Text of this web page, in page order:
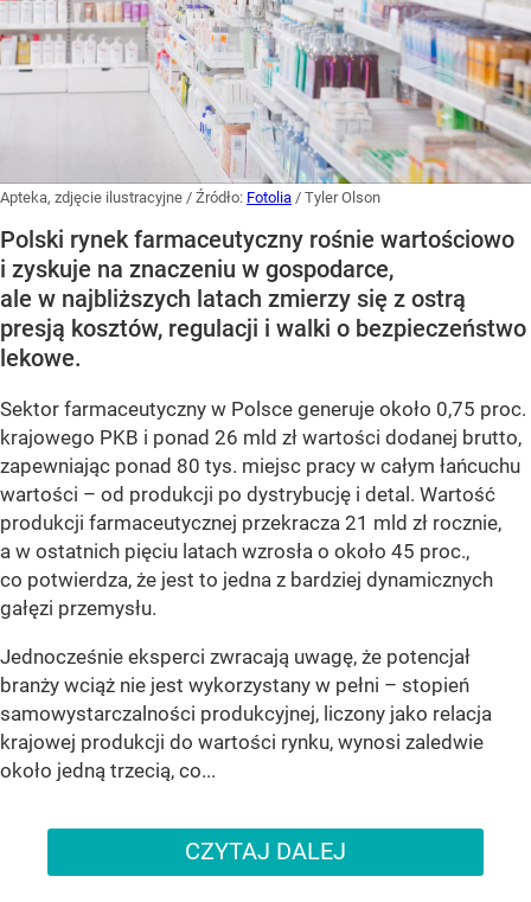
Apteka, zdjęcie ilustracyjne / Źródło: Fotolia / Tyler Olson
Polski rynek farmaceutyczny rośnie wartościowo
i zyskuje na znaczeniu w gospodarce,
ale w najbliższych latach zmierzy się z ostrą
presją kosztów, regulacji i walki o bezpieczeństwo
lekowe.
Sektor farmaceutyczny w Polsce generuje około 0,75 proc.
krajowego PKB i ponad 26 mld zł wartości dodanej brutto,
zapewniając ponad 80 tys. miejsc pracy w całym łańcuchu
wartości – od produkcji po dystrybucję i detal. Wartość
produkcji farmaceutycznej przekracza 21 mld zł rocznie,
a w ostatnich pięciu latach wzrosła o około 45 proc.,
co potwierdza, że jest to jedna z bardziej dynamicznych
gałęzi przemysłu.
Jednocześnie eksperci zwracają uwagę, że potencjał
branży wciąż nie jest wykorzystany w pełni – stopień
samowystarczalności produkcyjnej, liczony jako relacja
krajowej produkcji do wartości rynku, wynosi zaledwie
około jedną trzecią, co...
CZYTAJ DALEJ